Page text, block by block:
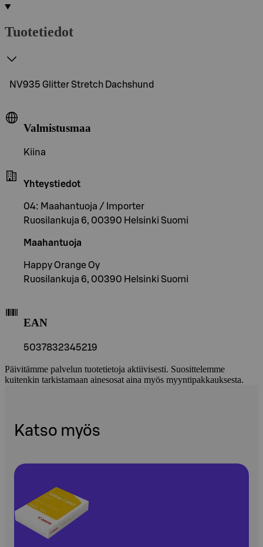
Tuotetiedot
NV935 Glitter Stretch Dachshund
Valmistusmaa
Kiina
Yhteystiedot
04: Maahantuoja / Importer
Ruosilankuja 6, 00390 Helsinki Suomi
Maahantuoja
Happy Orange Oy
Ruosilankuja 6, 00390 Helsinki Suomi
EAN
5037832345219
Päivitämme palvelun tuotetietoja aktiivisesti. Suosittelemme
kuitenkin tarkistamaan ainesosat aina myös myyntipakkauksesta.
Katso myös